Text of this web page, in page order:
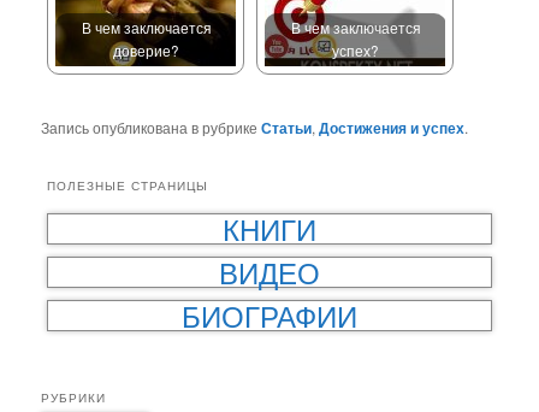
В чем заключается
доверие?
В чем заключается
успех?
Запись опубликована в рубрикеСтатьи,Достижения и успех.
ПОЛЕЗНЫЕ СТРАНИЦЫ
КНИГИ
ВИДЕО
БИОГРАФИИ
РУБРИКИ